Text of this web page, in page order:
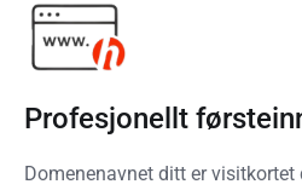
Profesjonellt
Domenenavnet ditt er